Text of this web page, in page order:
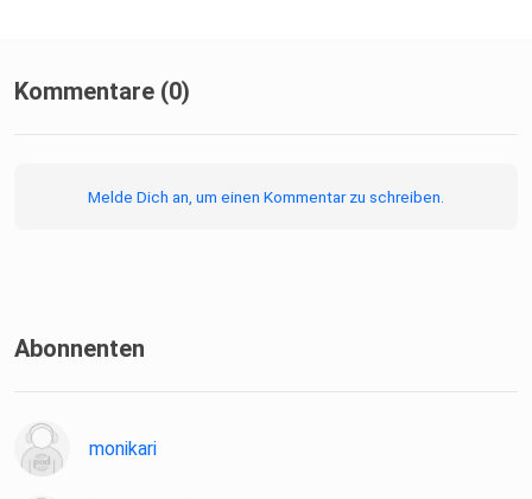
Kommentare (0)
Melde Dich an, um einen Kommentar zu schreiben.
Abonnenten
monikari